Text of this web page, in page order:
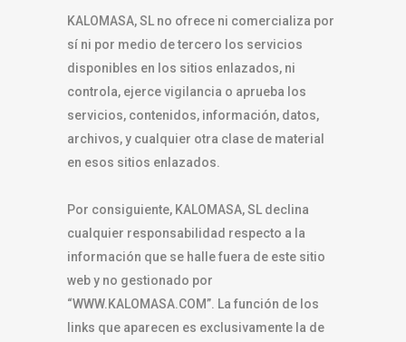
KALOMASA, SL no ofrece ni comercializa por
sí ni por medio de tercero los servicios
disponibles en los sitios enlazados, ni
controla, ejerce vigilancia o aprueba los
servicios, contenidos, información, datos,
archivos, y cualquier otra clase de material
en esos sitios enlazados.
Por consiguiente, KALOMASA, SL declina
cualquier responsabilidad respecto a la
información que se halle fuera de este sitio
web y no gestionado por
“WWW.KALOMASA.COM”. La función de los
links que aparecen es exclusivamente la de